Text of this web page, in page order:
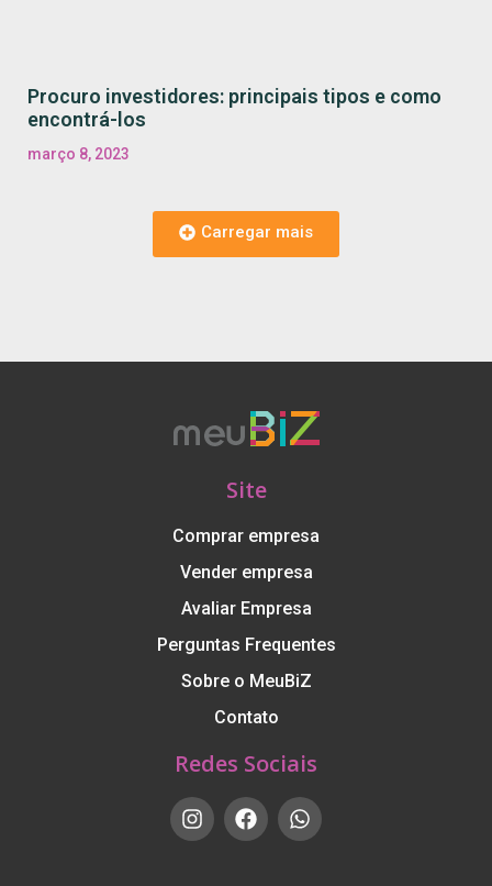
Procuro investidores: principais tipos e como
encontrá-los
março 8, 2023
Carregar mais
Site
Comprar empresa
Vender empresa
Avaliar Empresa
Perguntas Frequentes
Sobre o MeuBiZ
Contato
Redes Sociais